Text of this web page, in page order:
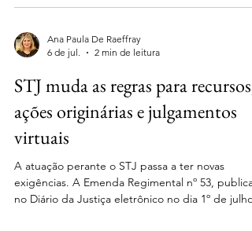
1.423 No Tema 1.423, o STF decidirá se é
constitucional a exigência, pelos planos de
contribuição para homens e mulheres como
requisito para a concessão do benefíci
Ana Paula De Raeffray
6 de jul.
2 min de leitura
STJ muda as regras para recursos,
ações originárias e julgamentos
virtuais
A atuação perante o STJ passa a ter novas
exigências. A Emenda Regimental nº 53,
no Diário da Justiça eletrônico no dia 1º de julho